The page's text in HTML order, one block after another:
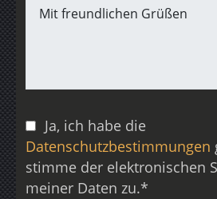
Ja, ich habe die
Datenschutzbestimmungen
stimme der elektronischen
meiner Daten zu.*